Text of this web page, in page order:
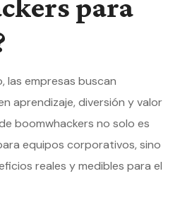
para
las empresas buscan
aprendizaje, diversión y valor
boomwhackers no solo es
equipos corporativos, sino
reales y medibles para el